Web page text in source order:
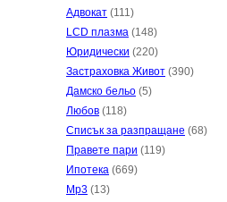
Адвокат (111)
LCD плазма (148)
Юридически (220)
Застраховка Живот (390)
Дамско бельо (5)
Любов (118)
Списък за разпращане (68)
Правете пари (119)
Ипотека (669)
Mp3 (13)